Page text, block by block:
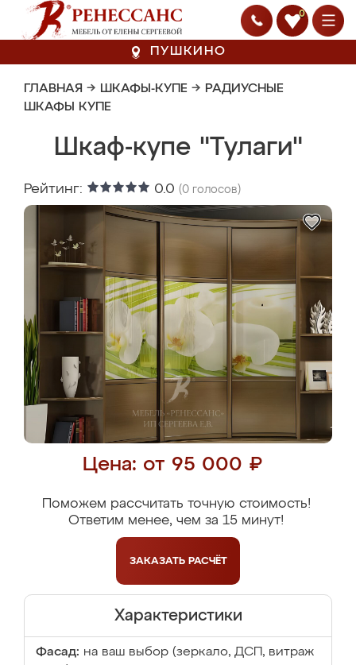
0
ПУШКИНО
ГЛАВНАЯ → ШКАФЫ-КУПЕ → РАДИУСНЫЕ
ШКАФЫ КУПЕ
Шкаф-купе "Тулаги"
Рейтинг: 0.0 (0 голосов)
Цена: от 95 000 ₽
Поможем рассчитать точную стоимость!
Ответим менее, чем за 15 минут!
ЗАКАЗАТЬ РАСЧЁТ
Характеристики
Фасад: на ваш выбор (зеркало, ДСП, витраж